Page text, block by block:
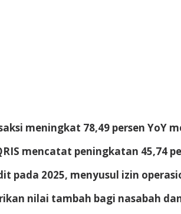
meningkat 78,49 persen YoY
mencatat peningkatan 45,74
pada 2025, menyusul izin
nilai tambah bagi nasabah